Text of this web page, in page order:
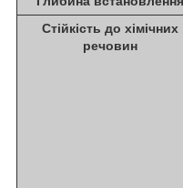
Стійкість до хімічних
речовин